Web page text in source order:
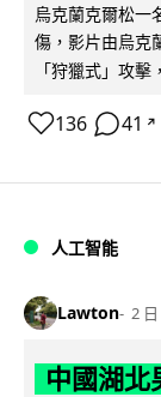
烏克蘭克爾松一
傷，影片由烏克
「狩獵式」攻擊
136 41 ↗
人工智能
Lawton 2 日
中國湖北